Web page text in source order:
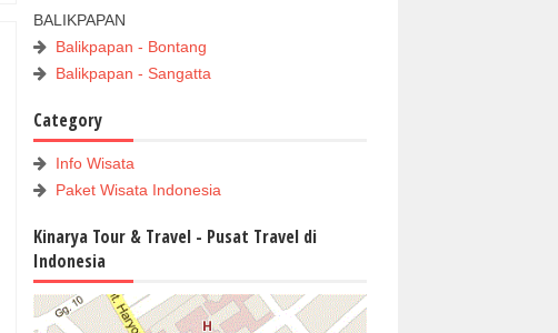
BALIKPAPAN
Balikpapan - Bontang
Balikpapan - Sangatta
Category
Info Wisata
Paket Wisata Indonesia
Kinarya Tour & Travel - Pusat Travel di
Indonesia